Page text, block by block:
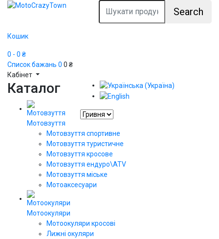
Search
Кошик
0 - 0 ₴
Список бажань 0 0 ₴
Кабінет
Каталог
Мотовзуття
Мотовзуття спортивне
Мотовзуття туристичне
Мотовзуття кросове
Мотовзуття ендуро\АТV
Мотовзуття міське
Мотоаксесуари
Мотоокуляри
Мотоокуляри кросові
Лижні окуляри